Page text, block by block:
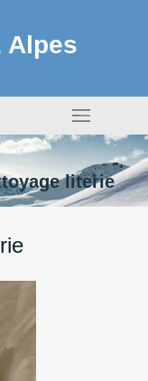
Alpes
literie